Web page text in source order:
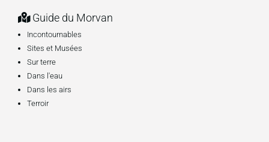
Guide du Morvan
Incontournables
Sites et Musées
Sur terre
Dans l'eau
Dans les airs
Terroir